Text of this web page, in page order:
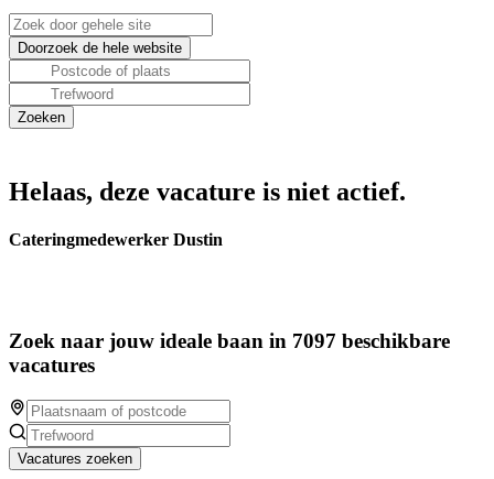
Helaas, deze vacature is niet actief.
Cateringmedewerker Dustin
Zoek naar jouw ideale baan in 7097 beschikbare
vacatures
Vacatures zoeken